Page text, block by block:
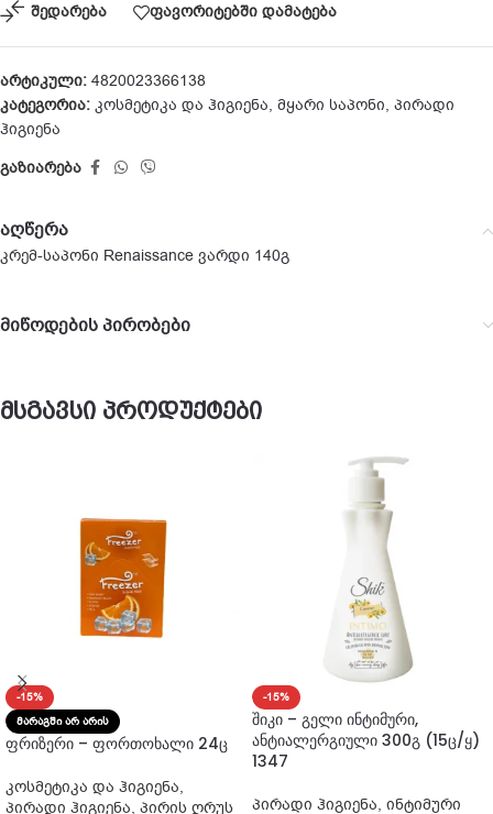
შედარება ფავორიტებში დამატება
არტიკული: 4820023366138
კატეგორია: კოსმეტიკა და ჰიგიენა, მყარი საპონი, პირადი
ჰიგიენა
გაზიარება
აღწერა
კრემ-საპონი Renaissance ვარდი 140გ
მიწოდების პირობები
მსგავსი პროდუქტები
-15%
ᲛᲐᲠᲐᲒᲨᲘ ᲐᲠ ᲐᲠᲘᲡ
ფრიზერი – ფორთოხალი 24ც
კოსმეტიკა და ჰიგიენა,
პირადი ჰიგიენა, პირის ღრუს
-15%
შიკი – გელი ინტიმური,
ანტიალერგიული 300გ (15ც/ყ)
1347
პირადი ჰიგიენა, ინტიმური